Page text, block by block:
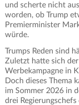
und scherte nicht
worden, ob Trump
Premierminister
würde.
Trumps Reden sind
Zuletzt hatte sich
Werbekampagne in
Doch dieses Thema
im Sommer 2026 in
drei